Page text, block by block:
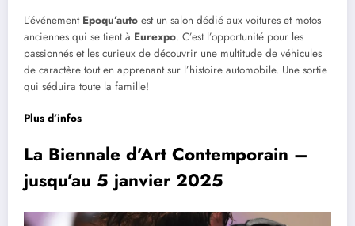
L’événement Epoqu’auto est un salon dédié aux voitures et motos
anciennes qui se tient à Eurexpo. C’est l’opportunité pour les
passionnés et les curieux de découvrir une multitude de véhicules
de caractère tout en apprenant sur l’histoire automobile. Une sortie
qui séduira toute la famille!
Plus d’infos
La Biennale d’Art Contemporain –
jusqu’au 5 janvier 2025